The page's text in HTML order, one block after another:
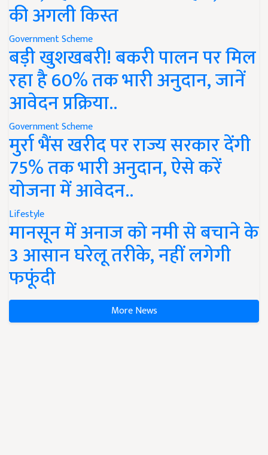
की अगली किस्त
Government Scheme
बड़ी खुशखबरी! बकरी पालन पर मिल
रहा है 60% तक भारी अनुदान, जानें
आवेदन प्रक्रिया..
Government Scheme
मुर्रा भैंस खरीद पर राज्य सरकार देंगी
75% तक भारी अनुदान, ऐसे करें
योजना में आवेदन..
Lifestyle
मानसून में अनाज को नमी से बचाने के
3 आसान घरेलू तरीके, नहीं लगेगी
फफूंदी
More News